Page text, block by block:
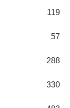
119
57
288
330